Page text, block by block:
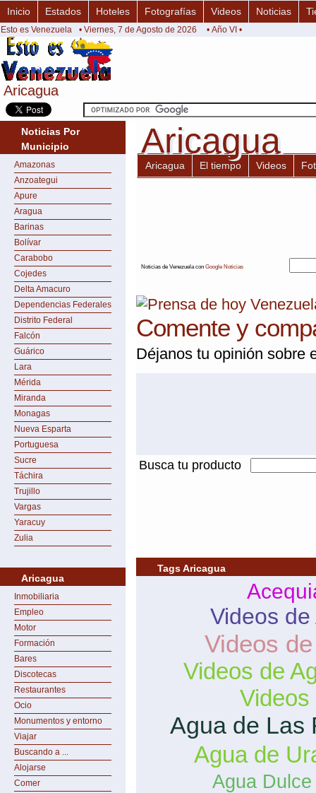
Aricagua
Aricagua
Inicio Estados Hoteles Fotografías Videos Noticias
Esto es Venezuela • Viernes, 7 de Agosto de 2026 • Año VI •
Noticias Por
Municipio
Amazonas
Anzoategui
Apure
Aragua
Barinas
Bolívar
Carabobo
Cojedes
Delta Amacuro
Dependencias Federales
Distrito Federal
Falcón
Guárico
Lara
Mérida
Miranda
Monagas
Nueva Esparta
Portuguesa
Sucre
Táchira
Trujillo
Vargas
Yaracuy
Zulia
Aricagua
Inmobiliaria
Empleo
Motor
Formación
Bares
Discotecas
Restaurantes
Ocio
Monumentos y entorno
Viajar
Buscando a ...
Alojarse
Comer
Aricagua
Aricagua
Aricagua El tiempo Videos
Noticias de Venezuela con Google Noticias
Comente y
Déjanos tu opinión sobre
Busca tu producto
Tags Aricagua
Videos
Videos
Videos de
Videos
Agua de Las
Agua de
Agua Dulce